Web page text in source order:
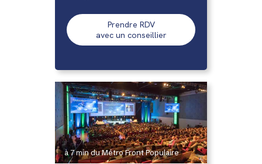
Prendre RDV
avec un conseillier
à 7 min du Métro Front Populaire